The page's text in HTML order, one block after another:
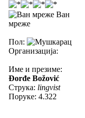
Ван
мреже
Пол:
Организација:
Име и презиме:
Đorđe Božović
Струка: lingvist
Поруке: 4.322